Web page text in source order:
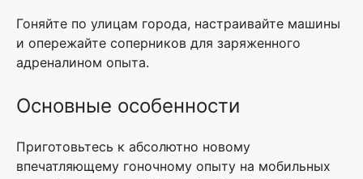
Гоняйте по улицам города, настраивайте машины
и опережайте соперников для заряженного
адреналином опыта.
Основные особенности
Приготовьтесь к абсолютно новому
впечатляющему гоночному опыту на мобильных